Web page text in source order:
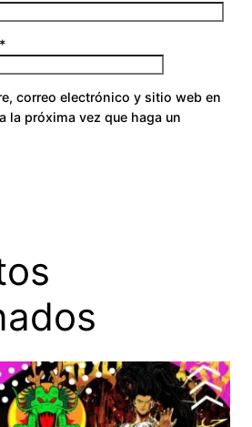
*
correo electrónico y sitio web en
la próxima vez que haga un